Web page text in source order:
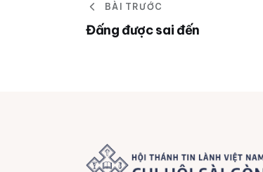
BÀI TRƯỚC
Đấng được sai đến